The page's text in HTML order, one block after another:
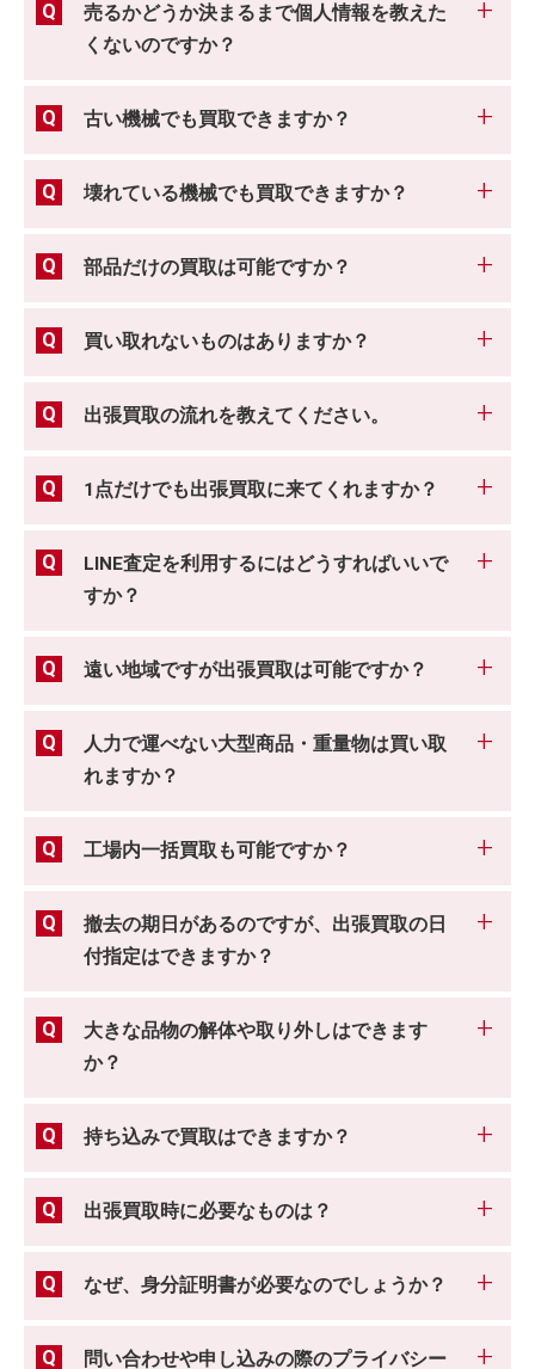
売るかどうか決まるまで個人情報を教えた
くないのですか？
古い機械でも買取できますか？
壊れている機械でも買取できますか？
部品だけの買取は可能ですか？
買い取れないものはありますか？
出張買取の流れを教えてください。
1点だけでも出張買取に来てくれますか？
LINE査定を利用するにはどうすればいいで
すか？
遠い地域ですが出張買取は可能ですか？
人力で運べない大型商品・重量物は買い取
れますか？
工場内一括買取も可能ですか？
撤去の期日があるのですが、出張買取の日
付指定はできますか？
大きな品物の解体や取り外しはできます
か？
持ち込みで買取はできますか？
出張買取時に必要なものは？
なぜ、身分証明書が必要なのでしょうか？
問い合わせや申し込みの際のプライバシー